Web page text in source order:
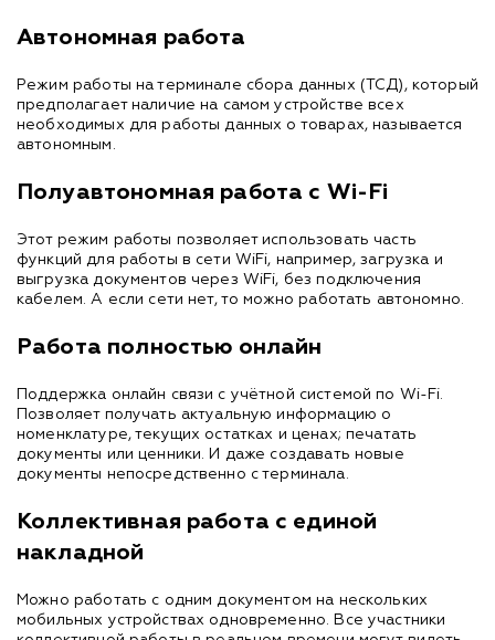
Автономная работа
Режим работы на терминале сбора данных (ТСД), который
предполагает наличие на самом устройстве всех
необходимых для работы данных о товарах, называется
автономным.
Полуавтономная работа с Wi-Fi
Этот режим работы позволяет использовать часть
функций для работы в сети WiFi, например, загрузка и
выгрузка документов через WiFi, без подключения
кабелем. А если сети нет, то можно работать автономно.
Работа полностью онлайн
Поддержка онлайн связи с учётной системой по Wi-Fi.
Позволяет получать актуальную информацию о
номенклатуре, текущих остатках и ценах; печатать
документы или ценники. И даже создавать новые
документы непосредственно с терминала.
Коллективная работа с единой
накладной
Можно работать с одним документом на нескольких
мобильных устройствах одновременно. Все участники